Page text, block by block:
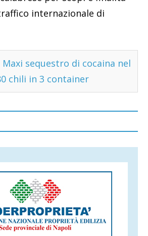
internazionale di
Maxi sequestro di cocaina nel
chili in 3 container